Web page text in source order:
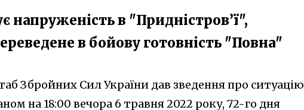
напруженість в "Придністров’ї",
в бойову готовність "Повна"
Збройних Сил України дав зведення про ситуацію
на 18:00 вечора 6 травня 2022 року, 72-го дня